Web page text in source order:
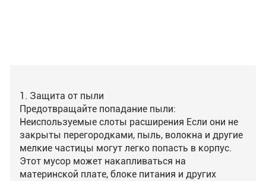
1. Защита от пыли
Предотвращайте попадание пыли:
Неиспользуемые слоты расширения Если они не
закрыты перегородками, пыль, волокна и другие
мелкие частицы могут легко попасть в корпус.
Этот мусор может накапливаться на
материнской плате, блоке питания и других